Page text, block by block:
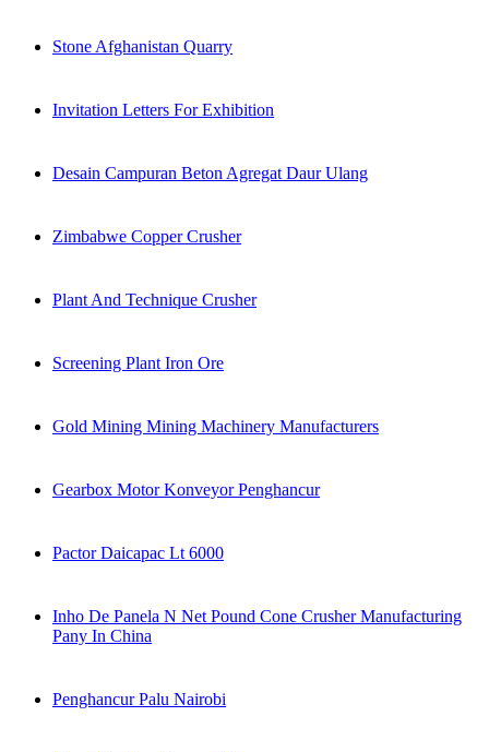
Stone Afghanistan Quarry
Invitation Letters For Exhibition
Desain Campuran Beton Agregat Daur Ulang
Zimbabwe Copper Crusher
Plant And Technique Crusher
Screening Plant Iron Ore
Gold Mining Mining Machinery Manufacturers
Gearbox Motor Konveyor Penghancur
Pactor Daicapac Lt 6000
Inho De Panela N Net Pound Cone Crusher Manufacturing
Pany In China
Penghancur Palu Nairobi